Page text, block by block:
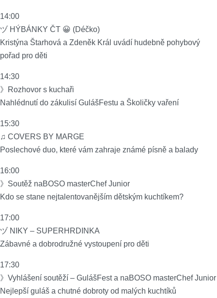
14:00
ヅ HÝBÁNKY ČT 😀 (Déčko)
Kristýna Štarhová a Zdeněk Král uvádí hudebně pohybový
pořad pro děti
14:30
》Rozhovor s kuchaři
Nahlédnutí do zákulisí GulášFestu a Školičky vaření
15:30
♫ COVERS BY MARGE
Poslechové duo, které vám zahraje známé písně a balady
16:00
》Soutěž naBOSO masterChef Junior
Kdo se stane nejtalentovanějším dětským kuchtíkem?
17:00
ヅ NIKY – SUPERHRDINKA
Zábavné a dobrodružné vystoupení pro děti
17:30
》Vyhlášení soutěží – GulášFest a naBOSO masterChef Junior
Nejlepší guláš a chutné dobroty od malých kuchtíků